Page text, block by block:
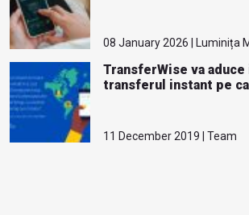
08 January 2026 | Luminița
TransferWise va aduce
transferul instant pe
11 December 2019 | Team